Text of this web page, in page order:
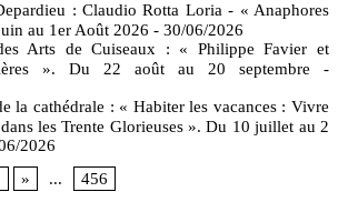
: Claudio Rotta Loria - « Anaphores
au 1er Août 2026 - 30/06/2026
Arts de Cuiseaux : « Philippe Favier et
». Du 22 août au 20 septembre
-
la cathédrale : « Habiter les vacances : Vivre
les Trente Glorieuses ». Du 10 juillet au 2
2026
» ... 456